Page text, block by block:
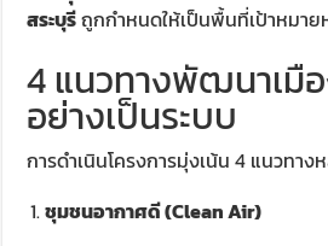
สระบุรีถูกกำหนดให้เป็นพื้นที่เป้าหมาย
4 แนวทางพัฒนาเมื
อย่างเป็นระบบ
การดำเนินโครงการมุ่งเน้น 4 แนวทาง
ชุมชนอากาศดี (Clean Air)